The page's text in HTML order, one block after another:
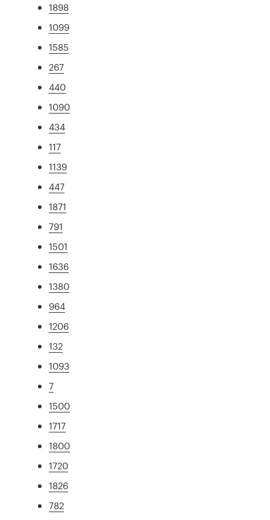
1898
1099
1585
267
440
1090
434
117
1139
447
1871
791
1501
1636
1380
964
1206
132
1093
7
1500
1717
1800
1720
1826
782